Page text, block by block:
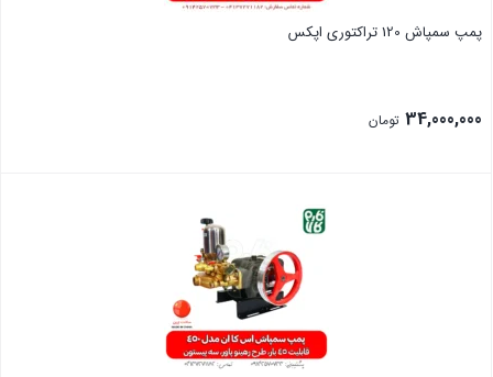
پمپ سمپاش 120 تراکتوری اپکس
34,000,000 تومان